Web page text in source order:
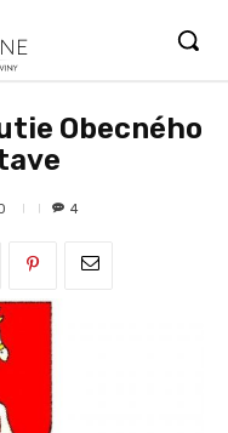
Obecného
4